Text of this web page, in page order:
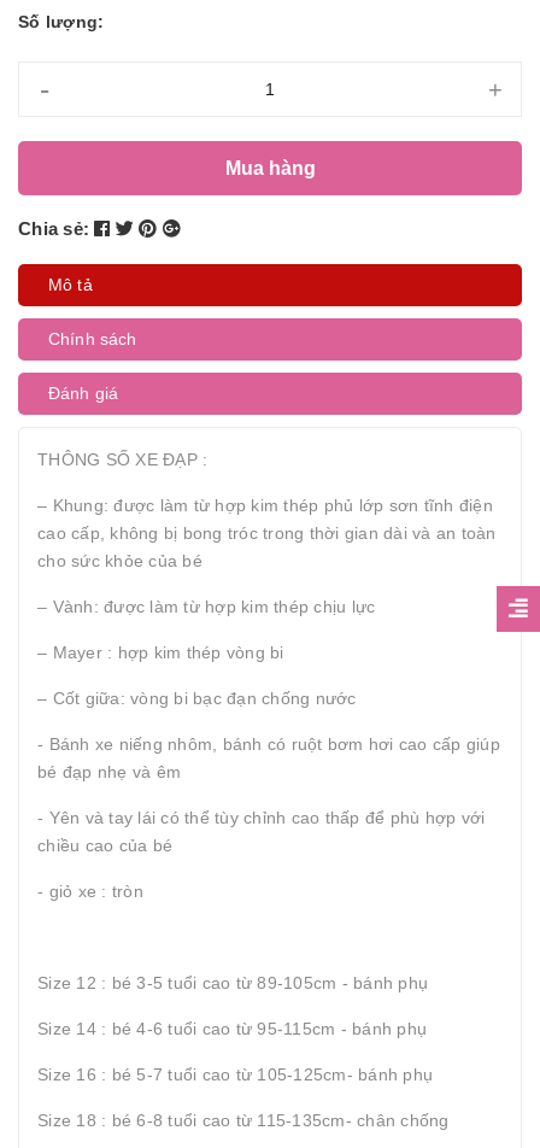
Số lượng:
- +
Mua hàng
Chia sẻ:
Mô tả
Chính sách
Đánh giá
THÔNG SỐ XE ĐẠP :
– Khung: được làm từ hợp kim thép phủ lớp sơn tĩnh điện
cao cấp, không bị bong tróc trong thời gian dài và an toàn
cho sức khỏe của bé
– Vành: được làm từ hợp kim thép chịu lực
– Mayer : hợp kim thép vòng bi
– Cốt giữa: vòng bi bạc đạn chống nước
- Bánh xe niếng nhôm, bánh có ruột bơm hơi cao cấp giúp
bé đạp nhẹ và êm
- Yên và tay lái có thể tùy chỉnh cao thấp để phù hợp với
chiều cao của bé
- giỏ xe : tròn
Size 12 : bé 3-5 tuổi cao từ 89-105cm - bánh phụ
Size 14 : bé 4-6 tuổi cao từ 95-115cm - bánh phụ
Size 16 : bé 5-7 tuổi cao từ 105-125cm- bánh phụ
Size 18 : bé 6-8 tuổi cao từ 115-135cm- chân chống